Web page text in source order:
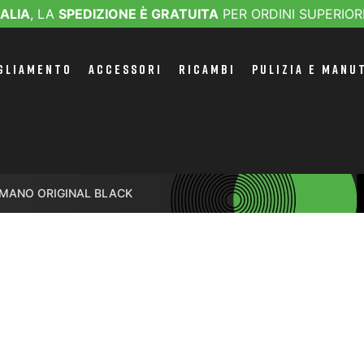
, LA SPEDIZIONE È GRATUITAPER ORDINI
ACCESSORI RICAMBI PULIZIA E
ORIGINAL BLACK